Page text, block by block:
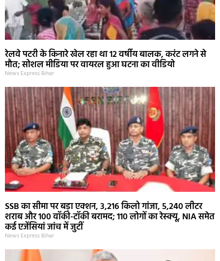
रेलवे पटरी के किनारे खेल रहा था 12 वर्षीय बालक, करंट लगने से
मौत; सोशल मीडिया पर वायरल हुआ घटना का वीडियो
News Express Bihar
SSB का सीमा पर बड़ा एक्शन, 3,216 किलो गांजा, 5,240 लीटर
शराब और 100 वॉकी-टॉकी बरामद; 110 लोगों का रेस्क्यू, NIA समेत
कई एजेंसियां जांच में जुटीं
News Express Bihar